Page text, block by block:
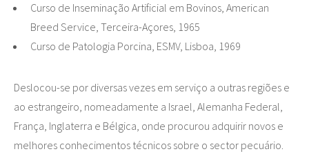
Curso de Inseminação Artificial em Bovinos, American
Breed Service, Terceira-Açores, 1965
Curso de Patologia Porcina, ESMV, Lisboa, 1969
Deslocou-se por diversas vezes em serviço a outras regiões e
ao estrangeiro, nomeadamente a Israel, Alemanha Federal,
França, Inglaterra e Bélgica, onde procurou adquirir novos e
melhores conhecimentos técnicos sobre o sector pecuário.